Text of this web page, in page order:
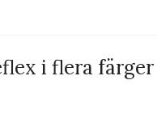
i flera färger